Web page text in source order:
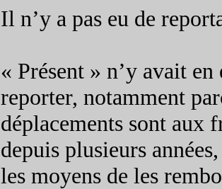
Il n’y a pas eu de
« Présent » n’y avait
reporter, notamment
déplacements sont aux
depuis plusieurs
les moyens de les